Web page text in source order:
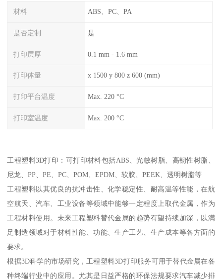
材料 ABS、PC、PA
是否定制 是
打印层厚 0.1 mm - 1.6 mm
打印体量 x 1500 y 800 z 600 (mm)
打印平台温度 Max. 220 °C
打印室温度 Max. 200 °C
工程塑料3D打印：可打印材料包括ABS、光敏树脂、高韧性树脂、
尼龙、PP、PE、PC、POM、EPDM、软胶、PEEK、透明树脂等
工程塑料以其优良的抗冲击性、化学稳定性、耐高温等性能，在航
空航天、汽车、工业设备等领域中能够一定程度上取代金属，作为
工程材料使用。未来工程塑料替代金属的趋势有望持续加深，以满
足制造领域对于材料性能、功能、生产工艺、生产成本等各方面的
要求。
根据3D科学的市场研究，工程塑料3D打印服务可用于替代金属在各
种终端行业中的应用。尤其是日益严格的环保法规要求汽车减少排